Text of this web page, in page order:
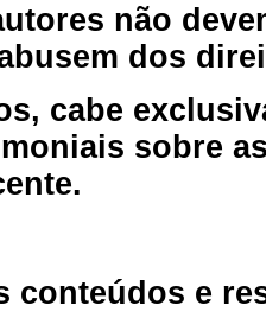
não
dos
cabe
sobre
conteúdos e